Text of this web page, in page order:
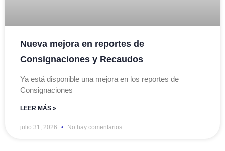
Nueva mejora en reportes de
Consignaciones y Recaudos
Ya está disponible una mejora en los reportes de
Consignaciones
LEER MÁS »
julio 31, 2026 No hay comentarios